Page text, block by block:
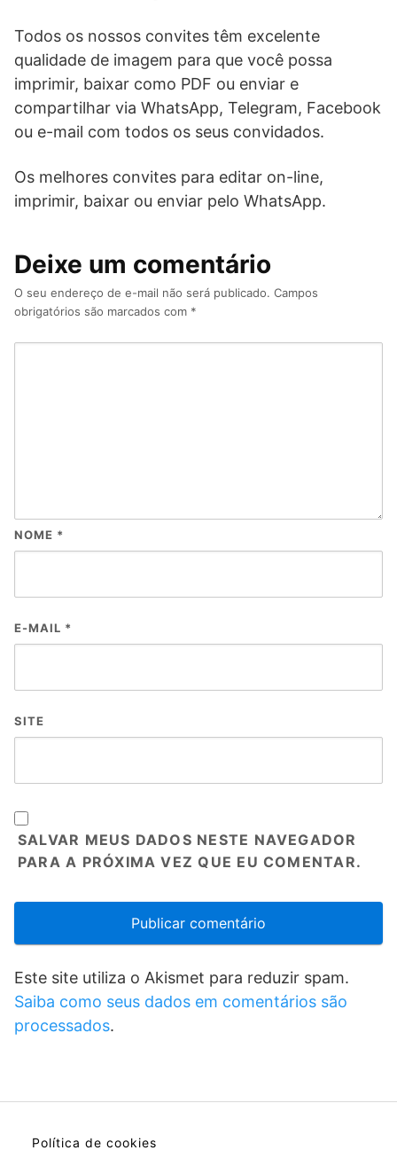
Todos os nossos convites têm excelente
qualidade de imagem para que você possa
imprimir, baixar como PDF ou enviar e
compartilhar via WhatsApp, Telegram, Facebook
ou e-mail com todos os seus convidados.
Os melhores convites para editar on-line,
imprimir, baixar ou enviar pelo WhatsApp.
Deixe um comentário
O seu endereço de e-mail não será publicado. Campos
obrigatórios são marcados com *
NOME *
E-MAIL *
SITE
SALVAR MEUS DADOS NESTE NAVEGADOR
PARA A PRÓXIMA VEZ QUE EU COMENTAR.
Este site utiliza o Akismet para reduzir spam.
Saiba como seus dados em comentários são
processados.
Política de cookies